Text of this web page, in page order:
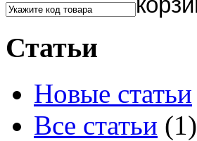
Статьи
Новые статьи
Все статьи (1)